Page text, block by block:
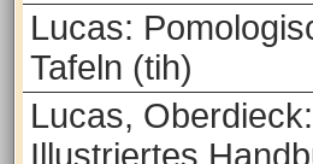
Lucas:
Tafeln (tih)
Lucas, Oberdieck:
Illustriertes